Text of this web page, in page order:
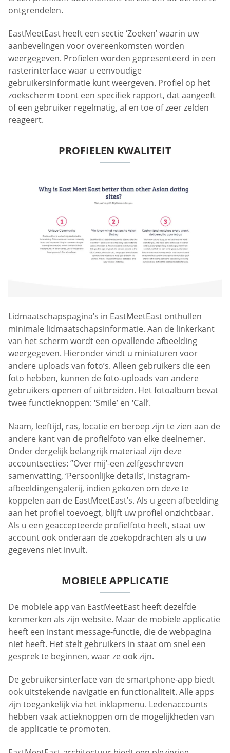
ontgrendelen.
EastMeetEast heeft een sectie ‘Zoeken’ waarin uw
aanbevelingen voor overeenkomsten worden
weergegeven. Profielen worden gepresenteerd in een
rasterinterface waar u eenvoudige
gebruikersinformatie kunt weergeven. Profiel op het
zoekscherm toont een specifiek rapport, dat aangeeft
of een gebruiker regelmatig, af en toe of zeer zelden
reageert.
PROFIELEN KWALITEIT
Lidmaatschapspagina’s in EastMeetEast onthullen
minimale lidmaatschapsinformatie. Aan de linkerkant
van het scherm wordt een opvallende afbeelding
weergegeven. Hieronder vindt u miniaturen voor
andere uploads van foto’s. Alleen gebruikers die een
foto hebben, kunnen de foto-uploads van andere
gebruikers openen of uitbreiden. Het fotoalbum bevat
twee functieknoppen: ‘Smile’ en ‘Call’.
Naam, leeftijd, ras, locatie en beroep zijn te zien aan de
andere kant van de profielfoto van elke deelnemer.
Onder dergelijk belangrijk materiaal zijn deze
accountsecties: ”Over mij’-een zelfgeschreven
samenvatting, ‘Persoonlijke details’, Instagram-
afbeeldingengalerij, indien gekozen om deze te
koppelen aan de EastMeetEast’s. Als u geen afbeelding
aan het profiel toevoegt, blijft uw profiel onzichtbaar.
Als u een geaccepteerde profielfoto heeft, staat uw
account ook onderaan de zoekopdrachten als u uw
gegevens niet invult.
MOBIELE APPLICATIE
De mobiele app van EastMeetEast heeft dezelfde
kenmerken als zijn website. Maar de mobiele applicatie
heeft een instant message-functie, die de webpagina
niet heeft. Het stelt gebruikers in staat om snel een
gesprek te beginnen, waar ze ook zijn.
De gebruikersinterface van de smartphone-app biedt
ook uitstekende navigatie en functionaliteit. Alle apps
zijn toegankelijk via het inklapmenu. Ledenaccounts
hebben vaak actieknoppen om de mogelijkheden van
de applicatie te promoten.